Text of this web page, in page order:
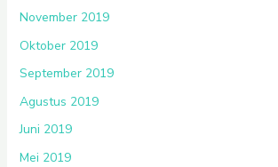
November 2019
Oktober 2019
September 2019
Agustus 2019
Juni 2019
Mei 2019